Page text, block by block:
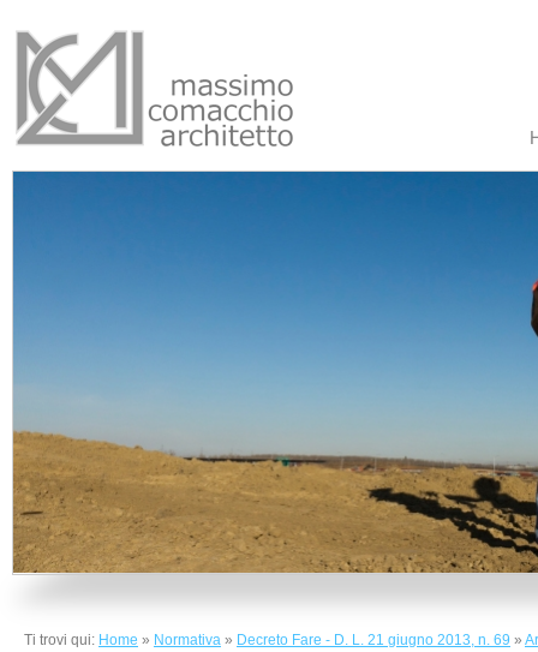
Ti trovi qui: Home » Normativa » Decreto Fare - D. L. 21 giugno 2013, n. 69 »